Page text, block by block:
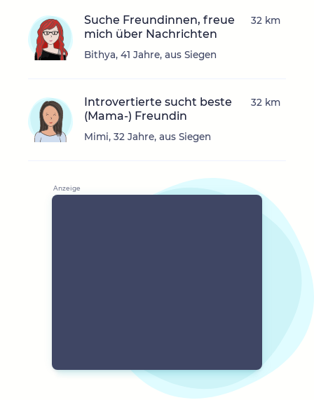
Suche Freundinnen, freue
mich über Nachrichten
Bithya, 41 Jahre, aus Siegen
32 km
Introvertierte sucht beste
(Mama-) Freundin
Mimi, 32 Jahre, aus Siegen
32 km